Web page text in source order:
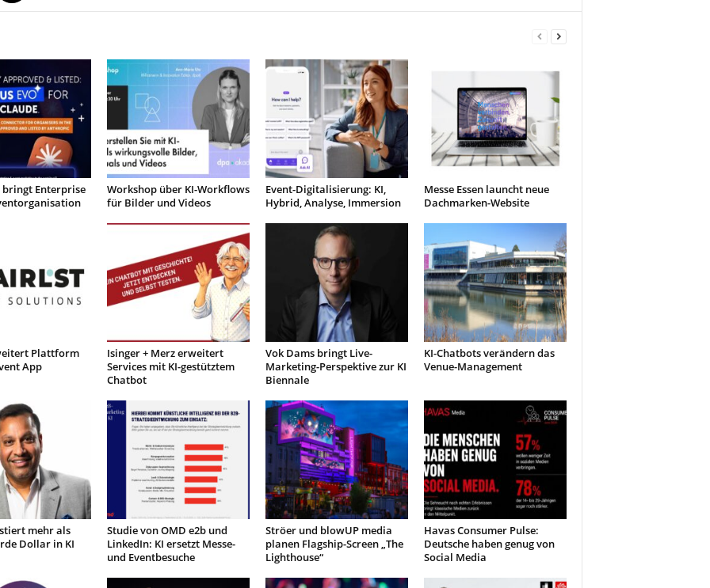
bringt Enterprise
Workshop über KI-Workflows
für Bilder und Videos
Event-Digitalisierung: KI,
Hybrid, Analyse, Immersion
Messe Essen launcht neue
Dachmarken-Website
Plattform
App
Isinger + Merz erweitert
Services mit KI-gestütztem
Chatbot
Vok Dams bringt Live-
Marketing-Perspektive zur KI
Biennale
KI-Chatbots verändern das
Venue-Management
mehr als
Dollar in KI
Studie von OMD e2b und
LinkedIn: KI ersetzt Messe-
und Eventbesuche
Ströer und blowUP media
planen Flagship-Screen „The
Lighthouse“
Havas Consumer Pulse:
Deutsche haben genug von
Social Media